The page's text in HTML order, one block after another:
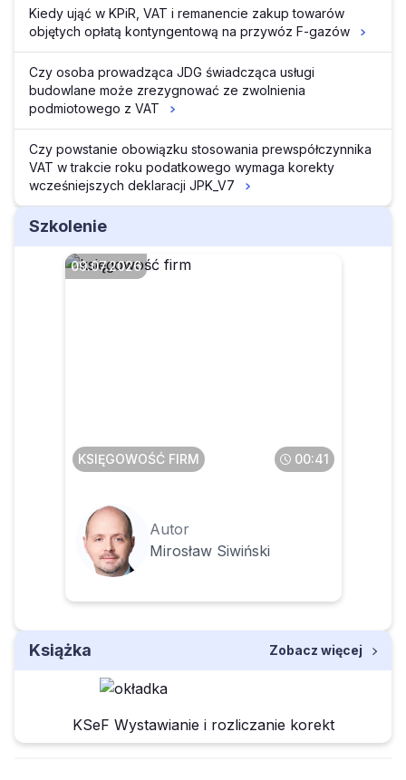
Kiedy ująć w KPiR, VAT i remanencie zakup towarów
objętych opłatą kontyngentową na przywóz F-gazów
Czy osoba prowadząca JDG świadcząca usługi
budowlane może zrezygnować ze zwolnienia
podmiotowego z VAT
Czy powstanie obowiązku stosowania prewspółczynnika
VAT w trakcie roku podatkowego wymaga korekty
wcześniejszych deklaracji JPK_V7
Szkolenie
09.07.2026
KSIĘGOWOŚĆ FIRM 00:41
Autor
Mirosław Siwiński
Książka Zobacz więcej
KSeF Wystawianie i rozliczanie korekt